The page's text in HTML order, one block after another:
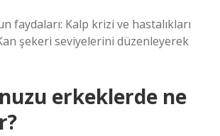
faydaları: Kalp krizi ve hastalıkları
şekeri seviyelerini düzenleyerek
erkeklerde ne